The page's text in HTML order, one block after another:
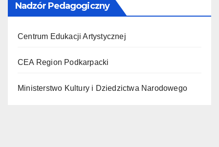
Nadzór Pedagogiczny
Centrum Edukacji Artystycznej
CEA Region Podkarpacki
Ministerstwo Kultury i Dziedzictwa Narodowego